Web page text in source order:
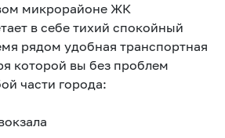
микрорайоне ЖК
в себе тихий спокойный
рядом удобная транспортная
которой вы без проблем
части города: